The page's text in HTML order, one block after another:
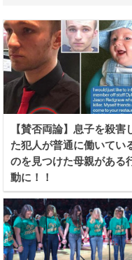
【賛否両論】息子を殺害
た犯人が普通に働いてい
のを見つけた母親がある
動に！！